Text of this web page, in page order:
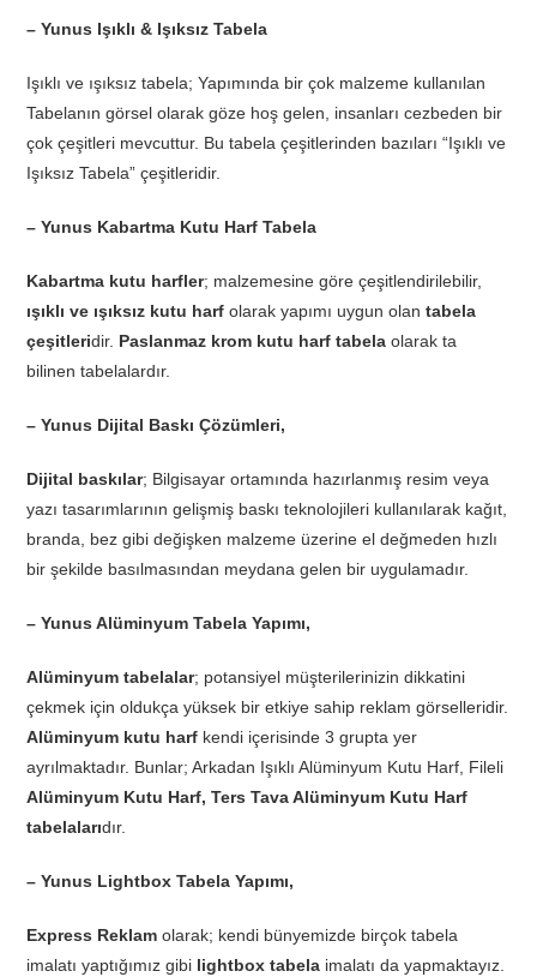
– Yunus Işıklı & Işıksız Tabela
Işıklı ve ışıksız tabela; Yapımında bir çok malzeme kullanılan
Tabelanın görsel olarak göze hoş gelen, insanları cezbeden bir
çok çeşitleri mevcuttur. Bu tabela çeşitlerinden bazıları “Işıklı ve
Işıksız Tabela” çeşitleridir.
– Yunus Kabartma Kutu Harf Tabela
Kabartma kutu harfler; malzemesine göre çeşitlendirilebilir,
ışıklı ve ışıksız kutu harf olarak yapımı uygun olantabela
çeşitleridir. Paslanmaz krom kutu harf tabela olarak ta
bilinen tabelalardır.
– Yunus Dijital Baskı Çözümleri,
Dijital baskılar; Bilgisayar ortamında hazırlanmış resim veya
yazı tasarımlarının gelişmiş baskı teknolojileri kullanılarak kağıt,
branda, bez gibi değişken malzeme üzerine el değmeden hızlı
bir şekilde basılmasından meydana gelen bir uygulamadır.
– Yunus Alüminyum Tabela Yapımı,
Alüminyum tabelalar; potansiyel müşterilerinizin dikkatini
çekmek için oldukça yüksek bir etkiye sahip reklam görselleridir.
Alüminyum kutu harf kendi içerisinde 3 grupta yer
ayrılmaktadır. Bunlar; Arkadan Işıklı Alüminyum Kutu Harf, Fileli
Alüminyum Kutu Harf, Ters Tava Alüminyum Kutu Harf
tabelalarıdır.
– Yunus Lightbox Tabela Yapımı,
Express Reklam olarak; kendi bünyemizde birçok tabela
imalatı yaptığımız gibi lightbox tabela imalatı da yapmaktayız.